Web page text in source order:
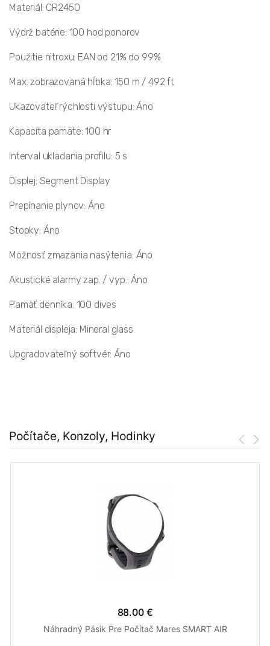
Materiál: CR2450
Výdrž batérie: 100 hod ponorov
Použitie nitroxu: EAN od 21% do 99%
Max. zobrazovaná hĺbka: 150 m / 492 ft
Ukazovateľ rýchlosti výstupu: Áno
Kapacita pamäte: 100 hr
Interval ukladania profilu: 5 s
Displej: Segment Display
Prepínanie plynov: Áno
Stopky: Áno
Možnosť zmazania nasýtenia: Áno
Akustické alarmy zap. / vyp.: Áno
Pamäť denníka: 100 dives
Materiál displeja: Mineral glass
Upgradovateľný softvér: Áno
Počítače, Konzoly, Hodinky
88.00 €
Náhradný Pásik Pre Počítač Mares SMART AIR